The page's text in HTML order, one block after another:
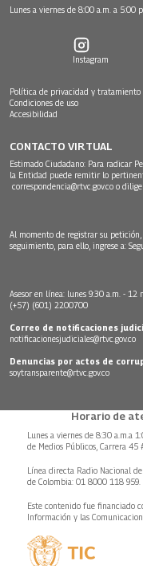
Lunes a viernes de 8:00 a.m. a 5:00
Instagram
Política de privacidad y tratamiento
Condiciones de uso
Accesibilidad
CONTACTO VIRTUAL
Estimado Ciudadano: Para radicar
la Entidad puede remitir lo
correspondencia@rtvc.gov.co o
Al momento de registrar su
seguimiento, para ello, ingrese a:
Asesor en línea: lunes 9:30 a.m. - 12
(+57) (601) 2200700
Correo de notificaciones
notificacionesjudiciales@rtvc.gov.co
Denuncias por actos de
soytransparente@rtvc.gov.co
Horario de
Lunes a viernes de 8:30 a.m.a
de Medios Públicos, Carrera 45
Línea directa Radio Nacional
de Colombia: 01 8000 118
Este contenido fue financiado
Información y las